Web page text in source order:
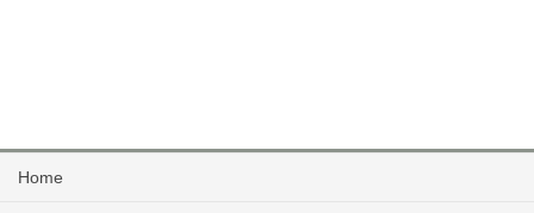
Home